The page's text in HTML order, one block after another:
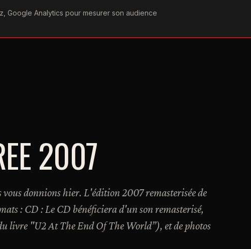
Google Analytics pour mesurer son audience
DISCOGRAPHIEPAROLESVIDÉOGRAPHIEFORUMS
2007
donnions hier. L'édition 2007 remasterisée de
: CD : Le CD bénéficiera d'un son remasterisé,
livre "U2 At The End Of The World”), et de photos